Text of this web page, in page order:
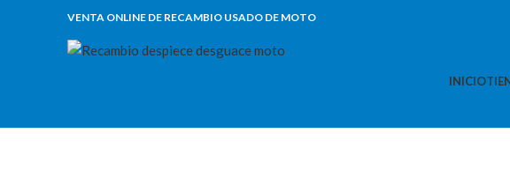
VENTA ONLINE DE RECAMBIO USADO DE MOTO
INICIO